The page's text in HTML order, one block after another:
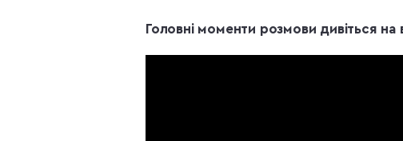
Головні моменти розмови дивіться на